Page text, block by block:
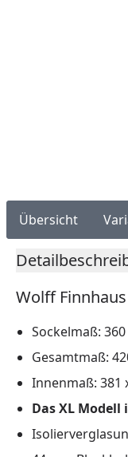
Übersicht
Wolff
Sockelmaß:
Gesamtmaß:
Innenmaß: 381
Das XL